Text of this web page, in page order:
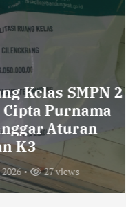
SMPN 2
Aturan
views